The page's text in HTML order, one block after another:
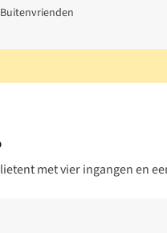
Buitenvrienden
met vier ingangen en